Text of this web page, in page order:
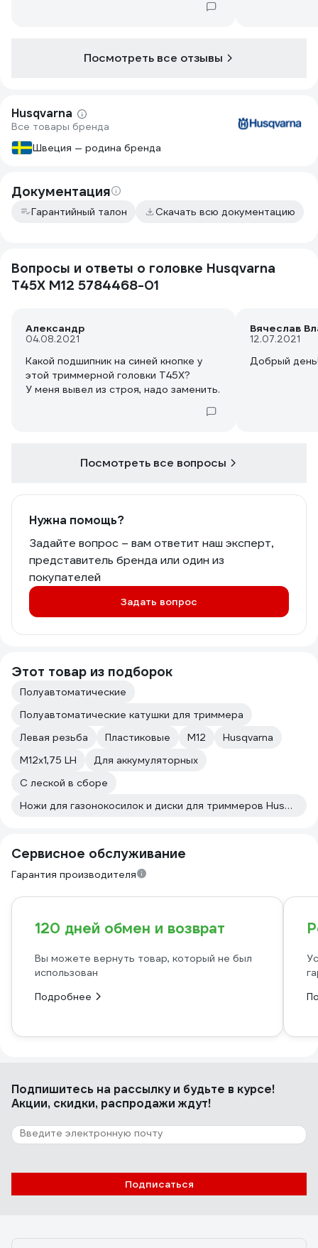
Посмотреть все отзывы
Husqvarna
Все товары бренда
Швеция — родина бренда
Документация
Гарантийный талон Скачать всю документацию
Вопросы и ответы о головке Husqvarna
T45X М12 5784468-01
Александр
04.08.2021
Какой подшипник на синей кнопке у
этой триммерной головки Т45Х?
У меня вывел из строя, надо заменить.
Вячеслав
12.07.2021
Добрый
Посмотреть все вопросы
Нужна помощь?
Задайте вопрос – вам ответит наш эксперт,
представитель бренда или один из
покупателей
Задать вопрос
Этот товар из подборок
Полуавтоматические
Полуавтоматические катушки для триммера
Левая резьба
Пластиковые М12
Husqvarna
М12х1,75 LH
Для аккумуляторных
С леской в сборе
Ножи для газонокосилок и диски для триммеров Husqvarna
Сервисное обслуживание
Гарантия производителя
120 дней обмен и возврат
Вы можете вернуть товар, который не был
использован
Подробнее
Подпишитесь на рассылкуи будьте в курсе!
Акции, скидки, распродажи ждут!
Подписаться